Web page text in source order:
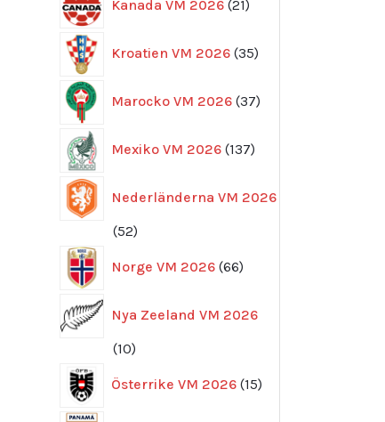
Kanada VM 2026 21
produkter
Kroatien VM 2026 35
produkter
Marocko VM 2026 37
produkter
Mexiko VM 2026 137
produkter
Nederländerna VM 2026
5252
Norge VM 2026 66
produkter
Nya Zeeland VM 2026
1010
Österrike VM 2026 15
produkter